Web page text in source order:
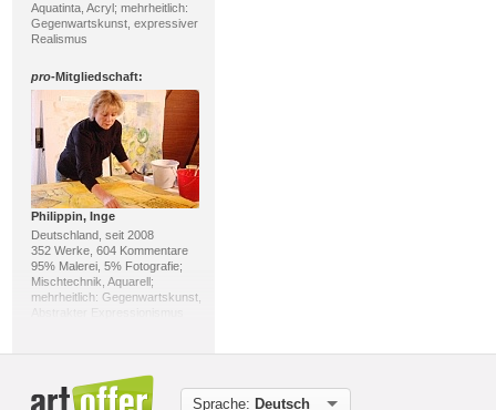
Aquatinta, Acryl; mehrheitlich:
Gegenwartskunst, expressiver
Realismus
pro-Mitgliedschaft:
Philippin, Inge
Deutschland, seit 2008
352 Werke, 604 Kommentare
95% Malerei, 5% Fotografie;
Mischtechnik, Aquarell;
mehrheitlich: Gegenwartskunst,
Abstrakter Expressionismus
Sprache: Deutsch